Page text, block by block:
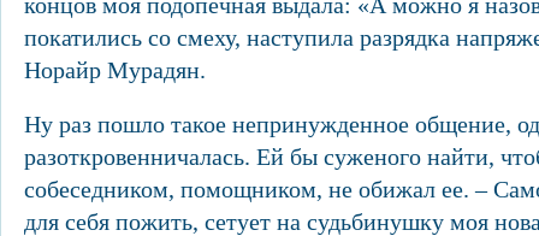
покатились со смеху, наступила разрядка
Норайр Мурадян.
Ну раз пошло такое непринужденное общение,
разоткровенничалась. Ей бы суженого найти,
собеседником, помощником, не обижал ее. –
для себя пожить, сетует на судьбинушку моя